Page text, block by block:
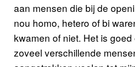
aan mensen die bij de
nou homo, hetero of bi
kwamen of niet. Het is
zoveel verschillende